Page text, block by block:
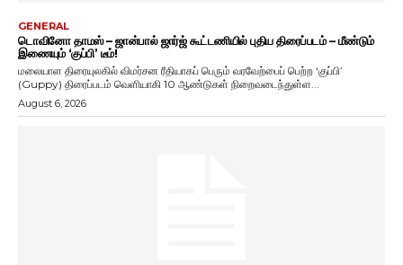
GENERAL
டொவினோ தாமஸ் – ஜான்பால் ஜார்ஜ் கூட்டணியில் புதிய திரைப்படம் – மீண்டும்
இணையும் ‘குப்பி’ டீம்!
மலையாள திரையுலகில் விமர்சன ரீதியாகப் பெரும் வரவேற்பைப் பெற்ற ‘குப்பி’
(Guppy) திரைப்படம் வெளியாகி 10 ஆண்டுகள் நிறைவடைந்துள்ள...
August 6, 2026